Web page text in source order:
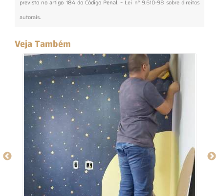
previsto no artigo 184 do Código Penal. – Lei n° 9.610-98 sobre direitos
autorais.
Veja Também